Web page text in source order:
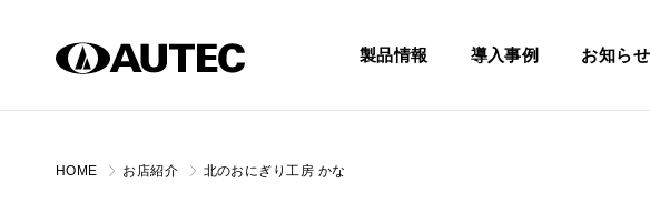
製品情報 導入事例 お知らせ
HOME お店紹介 北のおにぎり工房 かな